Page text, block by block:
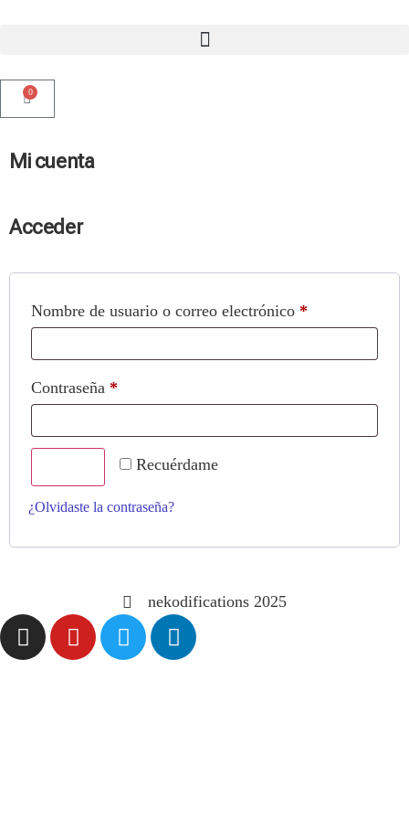
0
Mi cuenta
Acceder
Nombre de usuario o correo electrónico *
Contraseña *
Recuérdame
¿Olvidaste la contraseña?
nekodifications 2025